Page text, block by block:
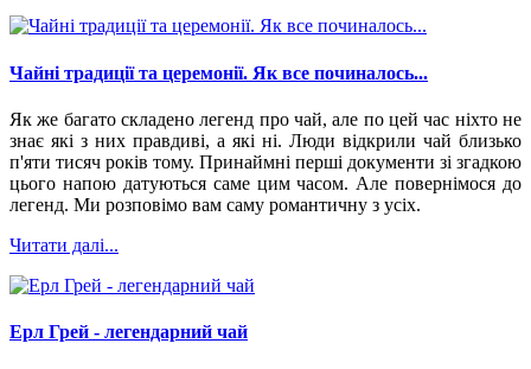
Чайні традиції та церемонії. Як все починалось...
Як же багато складено легенд про чай, але по цей час ніхто не
знає які з них правдиві, а які ні. Люди відкрили чай близько
п'яти тисяч років тому. Принаймні перші документи зі згадкою
цього напою датуються саме цим часом. Але повернімося до
легенд. Ми розповімо вам саму романтичну з усіх.
Читати далі...
Ерл Грей - легендарний чай